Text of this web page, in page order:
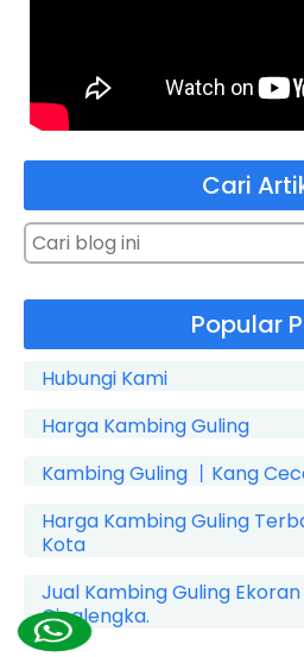
Cari
Popular
Hubungi Kami
Harga Kambing Guling
Kambing Guling 丨Kang
Harga Kambing Guling Terbaru Garut
Kota
Jual Kambing Guling
Cicalengka.